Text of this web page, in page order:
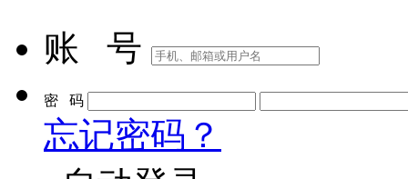
账 号
密 码
忘记密码？